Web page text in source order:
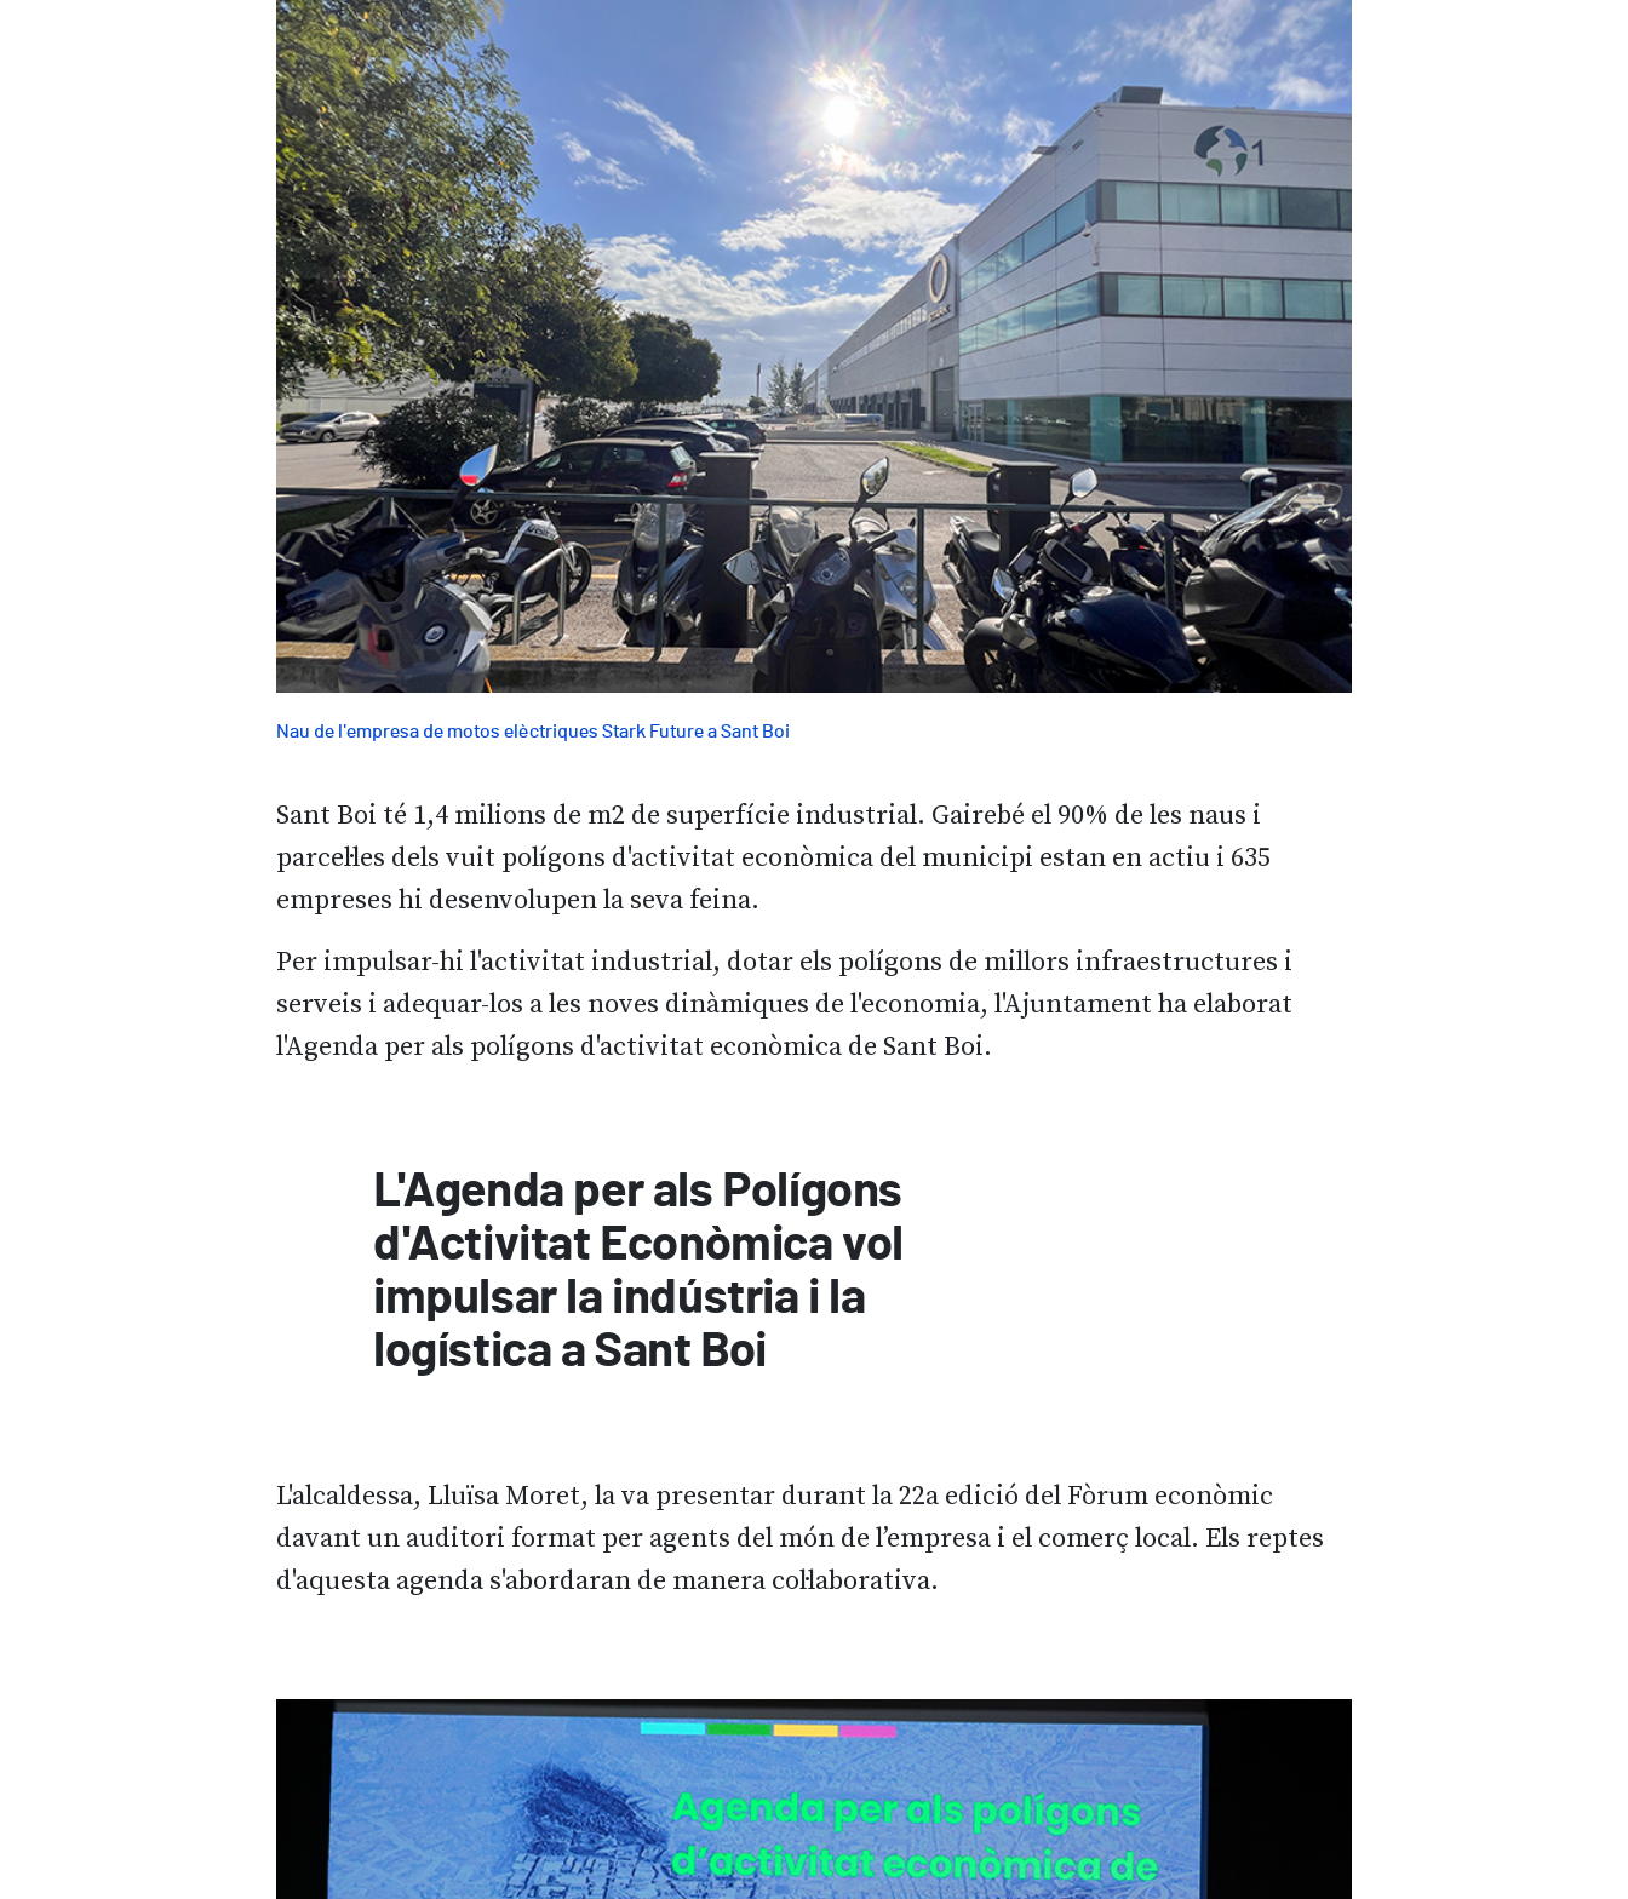
Nau de l'empresa de motos elèctriques Stark Future a Sant Boi
Sant Boi té 1,4 milions de m2 de superfície industrial. Gairebé el 90% de les naus i
parcel·les dels vuit polígons d'activitat econòmica del municipi estan en actiu i 635
empreses hi desenvolupen la seva feina.
Per impulsar-hi l'activitat industrial, dotar els polígons de millors infraestructures i
serveis i adequar-los a les noves dinàmiques de l'economia, l'Ajuntament ha elaborat
l'Agenda per als polígons d'activitat econòmica de Sant Boi.
L'Agenda per als Polígons
d'Activitat Econòmica vol
impulsar la indústria i la
logística a Sant Boi
L'alcaldessa, Lluïsa Moret, la va presentar durant la 22a edició del Fòrum econòmic
davant un auditori format per agents del món de l’empresa i el comerç local. Els reptes
d'aquesta agenda s'abordaran de manera col·laborativa.